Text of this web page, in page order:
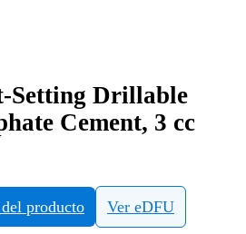
Setting Drillable
Cement, 3 cc
producto Ver eDFU